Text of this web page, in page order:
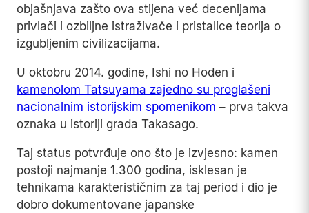
objašnjava zašto ova stijena već decenijama
privlači i ozbiljne istraživače i pristalice teorija o
izgubljenim civilizacijama.
U oktobru 2014. godine, Ishi no Hoden i
kamenolom Tatsuyama zajedno su proglašeni
nacionalnim istorijskim spomenikom – prva takva
oznaka u istoriji grada Takasago.
Taj status potvrđuje ono što je izvjesno: kamen
postoji najmanje 1.300 godina, isklesan je
tehnikama karakterističnim za taj period i dio je
dobro dokumentovane japanske